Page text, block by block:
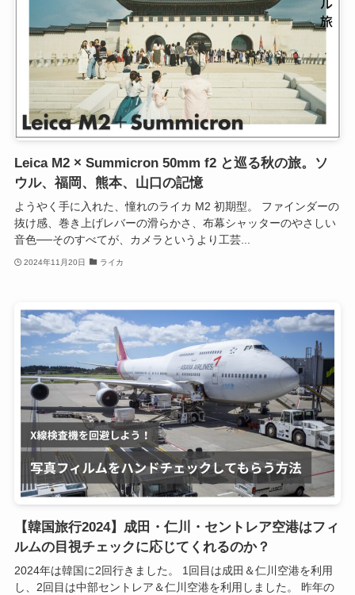
Leica M2 × Summicron 50mm f2 と巡る秋の旅。ソ
ウル、福岡、熊本、山口の記憶
ようやく手に入れた、憧れのライカ M2 初期型。 ファインダーの
抜け感、巻き上げレバーの滑らかさ、布幕シャッターのやさしい
音色──そのすべてが、カメラというより工芸...
2024年11月20日 ライカ
【韓国旅行2024】成田・仁川・セントレア空港はフィ
ルムの目視チェックに応じてくれるのか？
2024年は韓国に2回行きました。 1回目は成田＆仁川空港を利用
し、2回目は中部セントレア＆仁川空港を利用しました。 昨年の